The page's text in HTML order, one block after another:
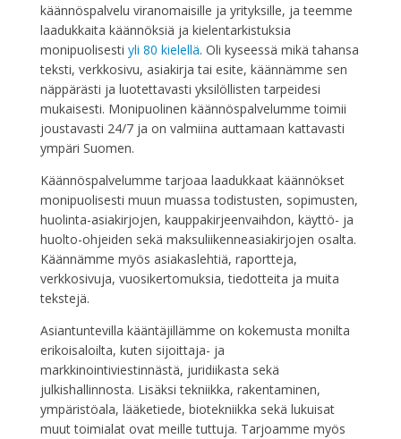
käännöspalvelu viranomaisille ja yrityksille, ja teemme
laadukkaita käännöksiä ja kielentarkistuksia
monipuolisesti yli 80 kielellä. Oli kyseessä mikä tahansa
teksti, verkkosivu, asiakirja tai esite, käännämme sen
näppärästi ja luotettavasti yksilöllisten tarpeidesi
mukaisesti. Monipuolinen käännöspalvelumme toimii
joustavasti 24/7 ja on valmiina auttamaan kattavasti
ympäri Suomen.
Käännöspalvelumme tarjoaa laadukkaat käännökset
monipuolisesti muun muassa todistusten, sopimusten,
huolinta-asiakirjojen, kauppakirjeenvaihdon, käyttö- ja
huolto-ohjeiden sekä maksuliikenneasiakirjojen osalta.
Käännämme myös asiakaslehtiä, raportteja,
verkkosivuja, vuosikertomuksia, tiedotteita ja muita
tekstejä.
Asiantuntevilla kääntäjillämme on kokemusta monilta
erikoisaloilta, kuten sijoittaja- ja
markkinointiviestinnästä, juridiikasta sekä
julkishallinnosta. Lisäksi tekniikka, rakentaminen,
ympäristöala, lääketiede, biotekniikka sekä lukuisat
muut toimialat ovat meille tuttuja. Tarjoamme myös